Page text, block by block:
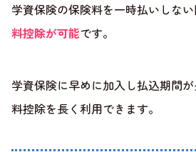
学資保険の保険料を一時払いしな
料控除が可能です。
学資保険に早めに加入し払込期間
料控除を長く利用できます。